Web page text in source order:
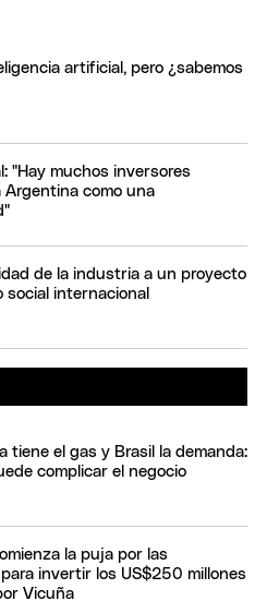
artificial, pero ¿sabemos
"Hay muchos inversores
Argentina como una
de la industria a un proyecto
social internacional
tiene el gas y Brasil la demanda:
complicar el negocio
la puja por las
invertir los US$250 millones
Vicuña